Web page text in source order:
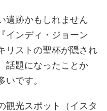
遺跡かもしれません
インディ・ジョーン
ストの聖杯が隠され
話題になったことか
です。
観光スポット（イスタ